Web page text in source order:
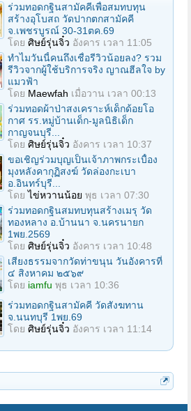
ร่วมทอดกฐินสามัคคีเพื่อสมทบทุน
สร้างอุโบสถ วัดปากตกสามัคคี
จ.เพชรบูรณ์ 30-31ตค.69
โดย ศิษย์รุ่นจิ๋ว อังคาร เวลา 11:05
ทำไมวันนี้คนถึงเชื่อรีวิวน้อยลง? รวม
รีวิวจากผู้ใช้บริการจริง ญาณฮีลใจ by
แมวฟ้า
โดย Maewfah เมื่อวาน เวลา 00:13
ร่วมทอดผ้าป่าสงเคราะห์เด็กด้อยโอ
กาศ รร.หมู่บ้านเด็ก-มูลนิธิเด็ก
กาญจนบุรี...
โดย ศิษย์รุ่นจิ๋ว อังคาร เวลา 10:37
ขอเชิญร่วมบุญเป็นเจ้าภาพกระเบื้อง
มุงหลังคากุฏิสงฆ์ วัดล่องกะเบา
อ.อินทร์บุรี...
โดยไข่หวานน้อย พุธ เวลา 07:30
ร่วมทอดกฐินสมทบทุนสร้างเมรุ วัด
ทองหลาง อ.บ้านนา จ.นครนายก
1พย.2569
โดย ศิษย์รุ่นจิ๋ว อังคาร เวลา 10:48
เสียงธรรมจากวัดท่าขนุน วันอังคารที่
๔ สิงหาคม ๒๕๖๙
โดย iamfu พุธ เวลา 10:36
ร่วมทอดกฐินสามัคคี วัดสังฆทาน
จ.นนทบุรี 1พย.69
โดย ศิษย์รุ่นจิ๋ว อังคาร เวลา 11:14